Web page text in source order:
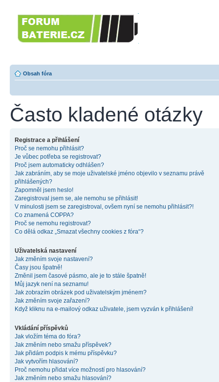
Obsah fóra
Často kladené otázky
Registrace a přihlášení
Proč se nemohu přihlásit?
Je vůbec potřeba se registrovat?
Proč jsem automaticky odhlášen?
Jak zabráním, aby se moje uživatelské jméno objevilo v seznamu právě
přihlášených?
Zapomněl jsem heslo!
Zaregistroval jsem se, ale nemohu se přihlásit!
V minulosti jsem se zaregistroval, ovšem nyní se nemohu přihlásit?!
Co znamená COPPA?
Proč se nemohu registrovat?
Co dělá odkaz „Smazat všechny cookies z fóra“?
Uživatelská nastavení
Jak změním svoje nastavení?
Časy jsou špatně!
Změnil jsem časové pásmo, ale je to stále špatně!
Můj jazyk není na seznamu!
Jak zobrazím obrázek pod uživatelským jménem?
Jak změním svoje zařazení?
Když kliknu na e-mailový odkaz uživatele, jsem vyzván k přihlášení!
Vkládání příspěvků
Jak vložím téma do fóra?
Jak změním nebo smažu příspěvek?
Jak přidám podpis k mému příspěvku?
Jak vytvořím hlasování?
Proč nemohu přidat více možností pro hlasování?
Jak změním nebo smažu hlasování?